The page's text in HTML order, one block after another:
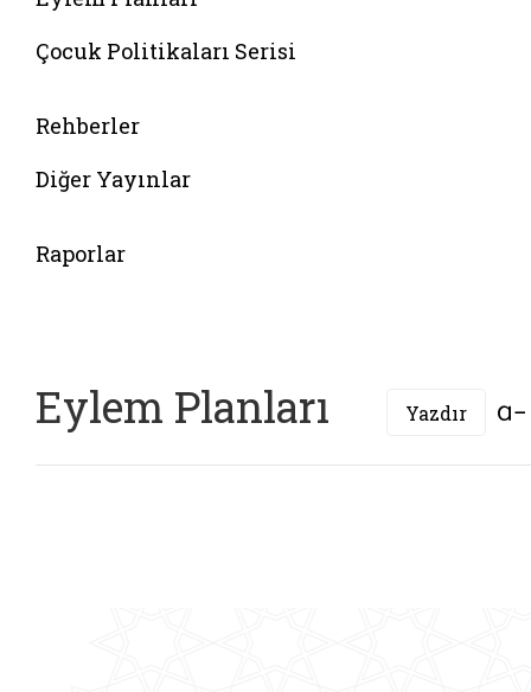
Çocuk Politikaları Serisi
Rehberler
Diğer Yayınlar
Raporlar
Eylem Planları Yazdır